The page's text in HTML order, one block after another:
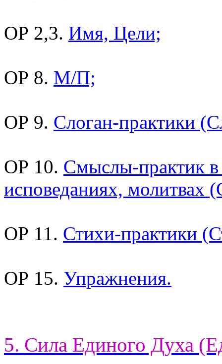
ОР 2,3. Имя, Цели;
ОР 8. М/П;
ОР 9. Слоган-практики
ОР 10. Смыслы-практик в
исповеданиях,
ОР 11. Стихи-практики
ОР 15. Упражнения.
5. Сила Единого Духа